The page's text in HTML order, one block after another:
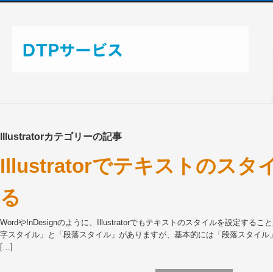
Illustratorカテゴリーの記事
Illustratorでテキストのスタ
る
WordやInDesignのように、Illustratorでもテキストのスタイルを設定するこ
字スタイル」と「段落スタイル」がありますが、基本的には「段落スタイ
[…]